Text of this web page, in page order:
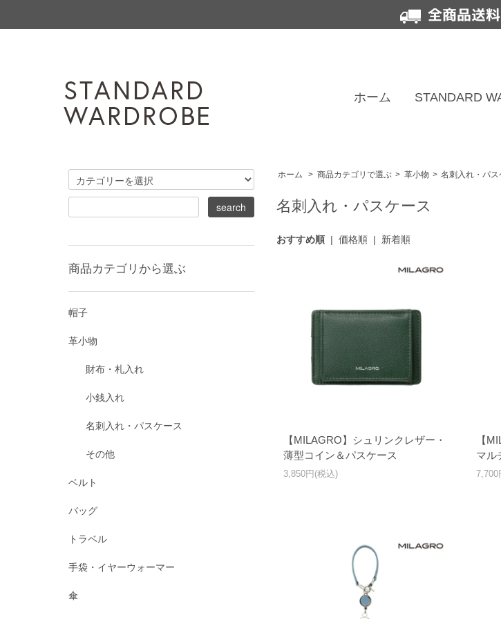
全商品送
ホーム STANDARD
ホーム > 商品カテゴリで選ぶ > 革小物 > 名刺入れ・パス
名刺入れ・パスケース
おすすめ順| 価格順| 新着順
【MILAGRO】シュリンクレザー・
薄型コイン＆パスケース
3,850円(税込)
【
マル
7,700
商品カテゴリから選ぶ
帽子
革小物
財布・札入れ
小銭入れ
名刺入れ・パスケース
その他
ベルト
バッグ
トラベル
手袋・イヤーウォーマー
傘